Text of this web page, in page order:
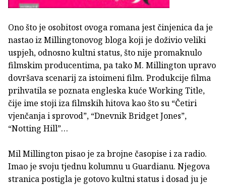
Ono što je osobitost ovoga romana jest činjenica da je
nastao iz Millingtonovog bloga koji je doživio veliki
uspjeh, odnosno kultni status, što nije promaknulo
filmskim producentima, pa tako M. Millington upravo
dovršava scenarij za istoimeni film. Produkcije filma
prihvatila se poznata engleska kuće Working Title,
čije ime stoji iza filmskih hitova kao što su “Četiri
vjenčanja i sprovod”, “Dnevnik Bridget Jones”,
“Notting Hill”…
Mil Millington pisao je za brojne časopise i za radio.
Imao je svoju tjednu kolumnu u Guardianu. Njegova
stranica postigla je gotovo kultni status i dosad ju je